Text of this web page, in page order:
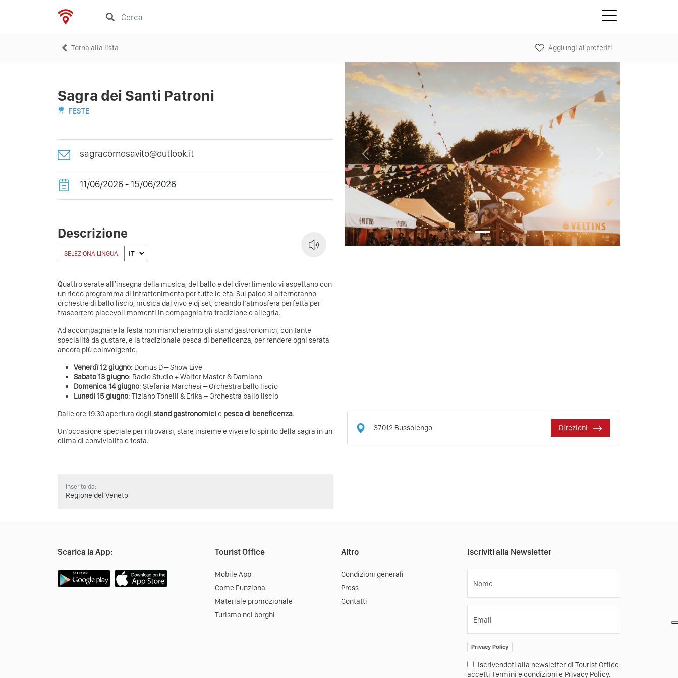
Torna alla lista Aggiungi ai preferiti
Sagra dei Santi Patroni
FESTE
sagracornosavito@outlook.it
11/06/2026 - 15/06/2026
Descrizione
SELEZIONA LINGUA
Quattro serate all’insegna della musica, del ballo e del divertimento vi aspettano con
un ricco programma di intrattenimento per tutte le età. Sul palco si alterneranno
orchestre di ballo liscio, musica dal vivo e dj set, creando l’atmosfera perfetta per
trascorrere piacevoli momenti in compagnia tra tradizione e allegria.
Ad accompagnare la festa non mancheranno gli stand gastronomici, con tante
specialità da gustare, e la tradizionale pesca di beneficenza, per rendere ogni serata
ancora più coinvolgente.
Venerdì 12 giugno: Domus D – Show Live
Sabato 13 giugno: Radio Studio + Walter Master & Damiano
Domenica 14 giugno: Stefania Marchesi – Orchestra ballo liscio
Lunedi 15 giugno: Tiziano Tonelli & Erika – Orchestra ballo liscio
Dalle ore 19.30 apertura degli stand gastronomici e pesca di beneficenza.
Un’occasione speciale per ritrovarsi, stare insieme e vivere lo spirito della sagra in un
clima di convivialità e festa.
Inserito da:
Regione del Veneto
Previous
37012 Bussolengo Direzioni
Scarica la App: Tourist Office
Mobile App
Come Funziona
Materiale promozionale
Turismo nei borghi
Altro
Condizioni generali
Press
Contatti
Iscriviti alla Newsletter
Nome
Email
Privacy Policy
Iscrivendoti alla newsletter di Tourist Office
accetti Termini e condizioni e Privacy Policy.